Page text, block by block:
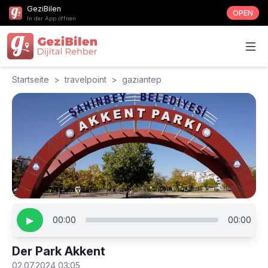
GeziBilen
In der App öffnen
OPEN
Startseite > travelpoint > gaziantep
▶ 00:00 00:00
Der Park Akkent
02.07.2024 03:05